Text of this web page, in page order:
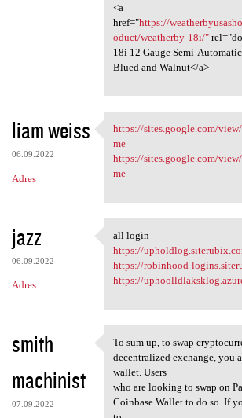
<a
href="https://
oduct/weatherby-18i/"
18i 12 Gauge Semi-
Blued and Walnut</a>
liam weiss
06.09.2022
Adres
https://
https://sites.google.com/
me
https://sites.google.com/
me
jazz
06.09.2022
Adres
all login
all login
https://
https://robinhood-
https://
smith
machinist
07.09.2022
To sum up, to swap
To sum up, to swap
decentralized exchange, you
wallet. Users
who are looking to swap on
Coinbase Wallet to do so. If